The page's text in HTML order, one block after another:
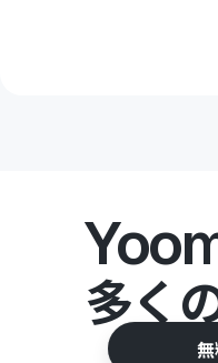
多く